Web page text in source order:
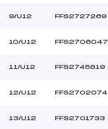
9/U12 FFS2727269
10/U12 FFS2706047
11/U12 FFS2745819
12/U12 FFS2702074
13/U12 FFS2701733